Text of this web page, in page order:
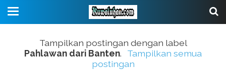
Tampilkan postingan dengan label
Pahlawan dari Banten.
Tampilkan semua
postingan